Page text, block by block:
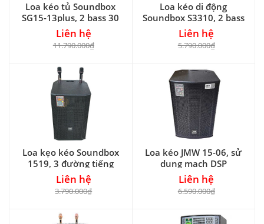
Loa kéo tủ Soundbox
SG15-13plus, 2 bass 30
Liên hệ
11.790.000₫
Loa kéo di động
Soundbox S3310, 2 bass
30
Liên hệ
5.790.000₫
Loa kẹo kéo Soundbox
1519, 3 đường tiếng
Liên hệ
3.790.000₫
Loa kéo JMW 15-06, sử
dụng mạch DSP
Liên hệ
6.590.000₫